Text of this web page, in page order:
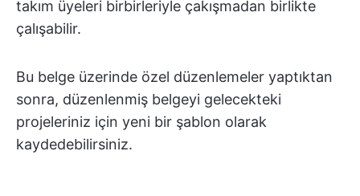
takım üyeleri birbirleriyle çakışmadan birlikte
çalışabilir.
Bu belge üzerinde özel düzenlemeler yaptıktan
sonra, düzenlenmiş belgeyi gelecekteki
projeleriniz için yeni bir şablon olarak
kaydedebilirsiniz.